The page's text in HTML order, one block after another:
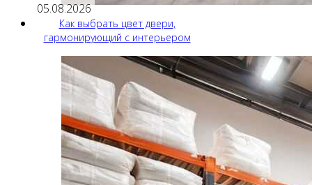
05.08.2026
Как выбрать цвет двери,
гармонирующий с интерьером